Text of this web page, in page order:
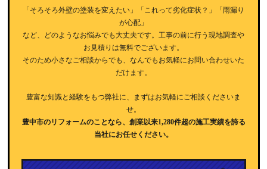
「そろそろ外壁の塗装を変えたい」「これって劣化症状？」「雨漏り
が心配」
など、どのようなお悩みでも大丈夫です。工事の前に行う現地調査や
お見積りは無料でございます。
そのため小さなご相談からでも、なんでもお気軽にお問い合わせいた
だけます。
豊富な知識と経験をもつ弊社に、まずはお気軽にご相談くださいま
せ。
豊中市のリフォームのことなら、創業以来1,280件超の施工実績を誇る
当社にお任せください。